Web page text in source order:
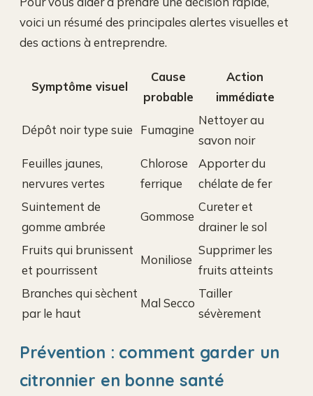
voici un résumé des principales alertes visuelles et
des actions à entreprendre.
Symptôme visuel
Cause
probable
Action
immédiate
Dépôt noir type suie Fumagine
Nettoyer au
savon noir
Feuilles jaunes,
nervures vertes
Chlorose
ferrique
Apporter du
chélate de fer
Suintement de
gomme ambrée
Gommose
Cureter et
drainer le sol
Fruits qui brunissent
et pourrissent
Moniliose
Supprimer les
fruits atteints
Branches qui sèchent
par le haut
Mal Secco
Tailler
sévèrement
Prévention : comment garder un
citronnier en bonne santé